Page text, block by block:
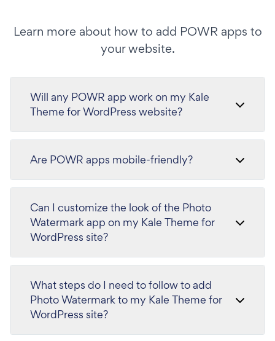
Learn more about how to add POWR apps to
your website.
Will any POWR app work on my Kale
Theme for WordPress website?
Are POWR apps mobile-friendly?
Can I customize the look of the Photo
Watermark app on my Kale Theme for
WordPress site?
What steps do I need to follow to add
Photo Watermark to my Kale Theme for
WordPress site?